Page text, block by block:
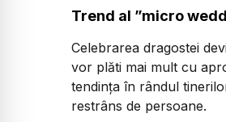
Trend al ”micro
Celebrarea dragostei
vor plăti mai mult cu
tendința în rândul
restrâns de persoane.